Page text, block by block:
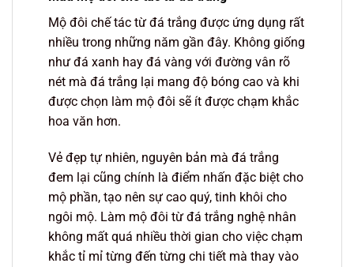
Mộ đôi chế tác từ đá trắng được ứng dụng rất
nhiều trong những năm gần đây. Không giống
như đá xanh hay đá vàng với đường vân rõ
nét mà đá trắng lại mang độ bóng cao và khi
được chọn làm mộ đôi sẽ ít được chạm khắc
hoa văn hơn.
Vẻ đẹp tự nhiên, nguyên bản mà đá trắng
đem lại cũng chính là điểm nhấn đặc biệt cho
mộ phần, tạo nên sự cao quý, tinh khôi cho
ngôi mộ. Làm mộ đôi từ đá trắng nghệ nhân
không mất quá nhiều thời gian cho việc chạm
khắc tỉ mỉ từng đến từng chi tiết mà thay vào